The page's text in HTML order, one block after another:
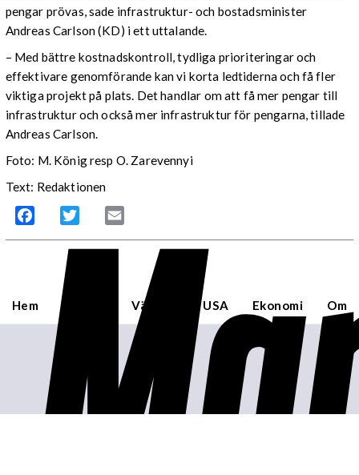
pengar prövas, sade infrastruktur- och bostadsminister
Andreas Carlson (KD) i ett uttalande.
– Med bättre kostnadskontroll, tydliga prioriteringar och
effektivare genomförande kan vi korta ledtiderna och få fler
viktiga projekt på plats. Det handlar om att få mer pengar till
infrastruktur och också mer infrastruktur för pengarna, tillade
Andreas Carlson.
Foto: M. König resp O. Zarevennyi
Text: Redaktionen
Facebook Twitter
Hem Världen USA Ekonomi Om